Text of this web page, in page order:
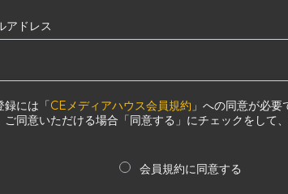
アドレス
録には「CEメディアハウス会員規約 」への同意が必
ご同意いただける場合「同意する」にチェックをして
会員規約に同意する